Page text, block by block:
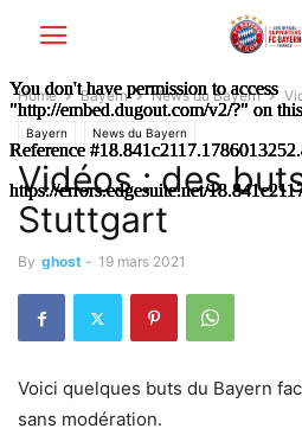
Home Bayern News du Bayern
Bayern News du Bayern
Vidéos : des
Stuttgart
By ghost - 19 mars 2021
Voici quelques buts du Bayern
sans modération.